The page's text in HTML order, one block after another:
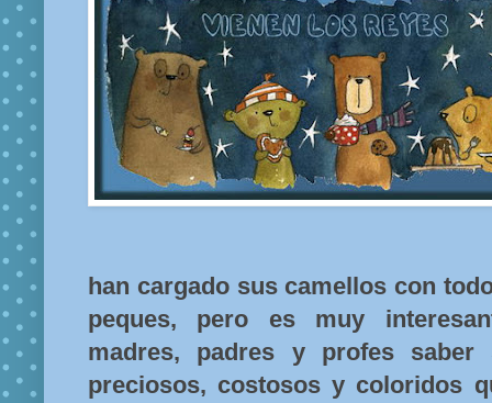
han cargado sus camellos con
peques, pero es muy
madres, padres y profes
preciosos, costosos y coloridos